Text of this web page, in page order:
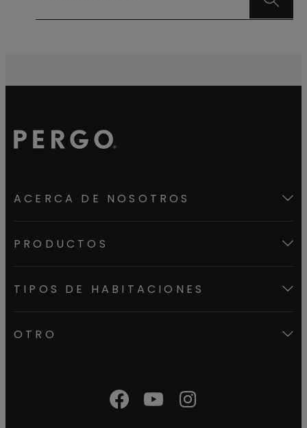
ACERCA DE NOSOTROS
PRODUCTOS
TIPOS DE HABITACIONES
OTRO